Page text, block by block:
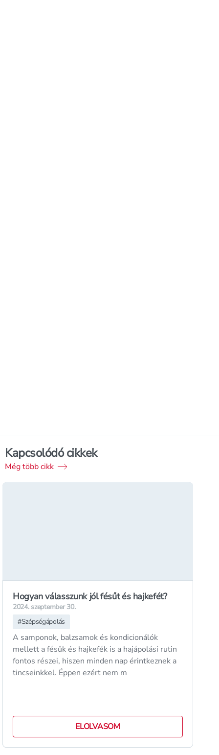
Kapcsolódó cikkek
Még több cikk
Hogyan válasszunk jól fésűt és hajkefét?
2024. szeptember 30.
#Szépségápolás
A samponok, balzsamok és kondicionálók
mellett a fésűk és hajkefék is a hajápolási rutin
fontos részei, hiszen minden nap érintkeznek a
tincseinkkel. Éppen ezért nem m
ELOLVASOM